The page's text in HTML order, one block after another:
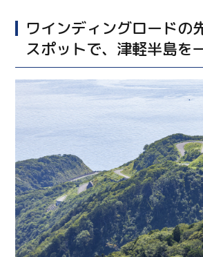
ワインディングロードの
スポットで、津軽半島を